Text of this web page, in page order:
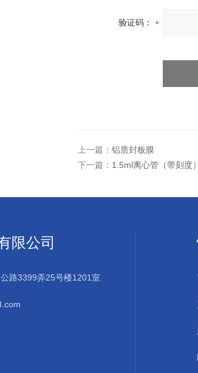
验证码：
上一篇： 铝质封板膜
下一篇： 1.5ml离心管（带刻度）
限公司
路3399弄25号楼1201室